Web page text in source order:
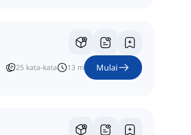
25 kata-kata 13 m Mulai